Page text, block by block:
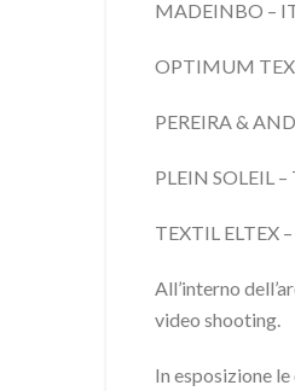
MADEINBO –
OPTIMUM
PEREIRA &
PLEIN SOLEIL
TEXTIL ELTEX
All’interno
video shooting.
In esposizione